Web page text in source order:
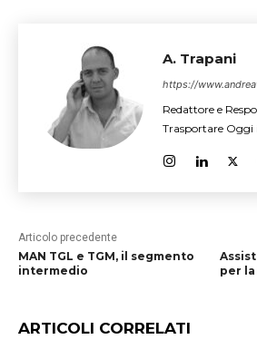
A. Trapani
https://
Redattore e
Trasportare Oggi
Articolo precedente
MAN TGL e TGM, il segmento
intermedio
per
ARTICOLI CORRELATI